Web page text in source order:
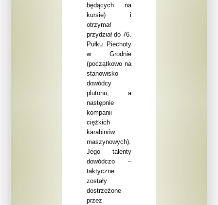
będących na
kursie) i
otrzymał
przydział do 76.
Pułku Piechoty
w Grodnie
(początkowo na
stanowisko
dowódcy
plutonu, a
następnie
kompanii
ciężkich
karabinów
maszynowych).
Jego talenty
dowódczo –
taktyczne
zostały
dostrzeżone
przez